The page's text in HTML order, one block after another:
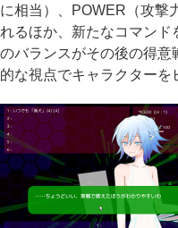
に相当）、POWER（攻撃
れるほか、新たなコマン
のバランスがその後の得意
的な視点でキャラクターを